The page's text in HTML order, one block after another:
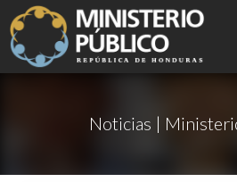
Noticias |